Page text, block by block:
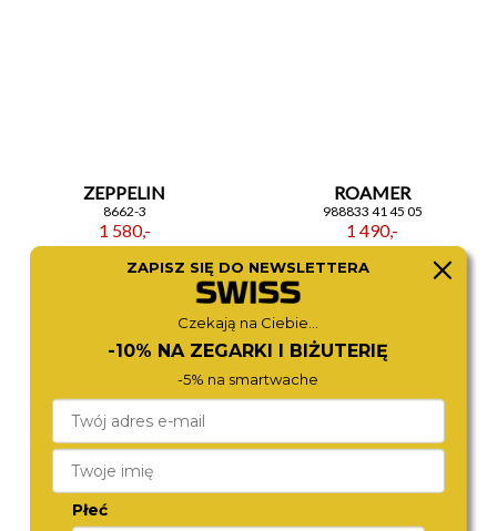
ZEPPELIN
8662-3
1 580,-
ROAMER
988833 41 45 05
1 490,-
BOSS ZEPPELIN
ZAPISZ SIĘ DO NEWSLETTERA
Czekają na Ciebie...
-10% NA ZEGARKI I BIŻUTERIĘ
-5% na smartwache
Płeć